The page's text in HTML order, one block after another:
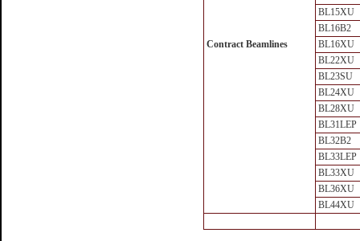
Contract Beamlines
BL15XU
BL16B2
BL16XU
BL22XU
BL23SU
BL24XU
BL28XU
BL31LEP
BL32B2
BL33LEP
BL33XU
BL36XU
BL44XU